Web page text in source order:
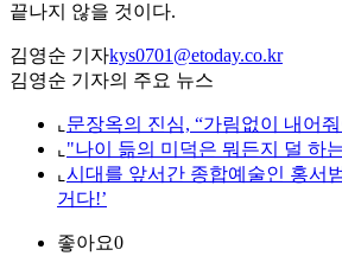
끝나지 않을 것이다.
김영순 기자kys0701@etoday.co.kr
김영순 기자의 주요 뉴스
⌞ 문장옥의 진심, “가림없이 내어
⌞ "나이 듦의 미덕은 뭐든지 덜 하
⌞ 시대를 앞서간 종합예술인 홍서
거다!’
좋아요0